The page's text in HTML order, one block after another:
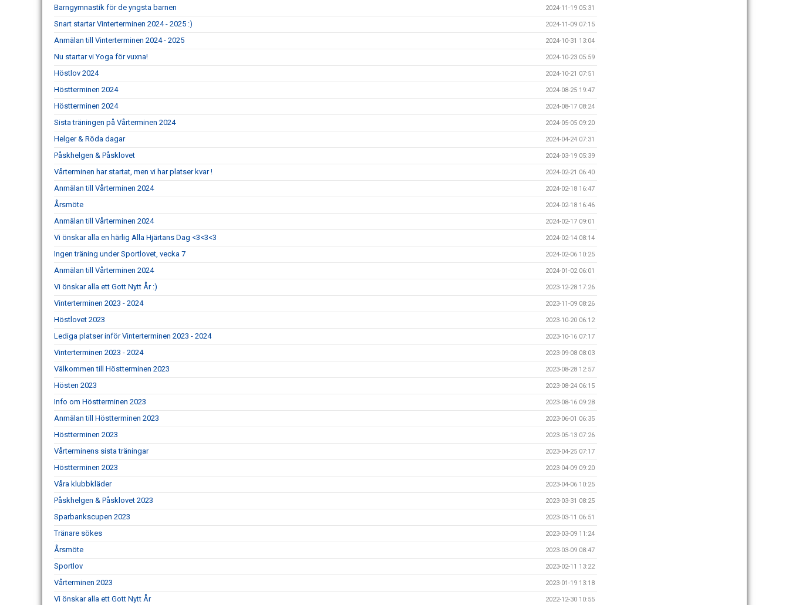
Barngymnastik för de yngsta barnen 2024-11-19 05:31
Snart startar Vinterterminen 2024 - 2025 :) 2024-11-09 07:15
Anmälan till Vinterterminen 2024 - 2025 2024-10-31 13:04
Nu startar vi Yoga för vuxna! 2024-10-23 05:59
Höstlov 2024 2024-10-21 07:51
Höstterminen 2024 2024-08-25 19:47
Höstterminen 2024 2024-08-17 08:24
Sista träningen på Vårterminen 2024 2024-05-05 09:20
Helger & Röda dagar 2024-04-24 07:31
Påskhelgen & Påsklovet 2024-03-19 05:39
Vårterminen har startat, men vi har platser kvar ! 2024-02-21 06:40
Anmälan till Vårterminen 2024 2024-02-18 16:47
Årsmöte 2024-02-18 16:46
Anmälan till Vårterminen 2024 2024-02-17 09:01
Vi önskar alla en härlig Alla Hjärtans Dag <3<3<3 2024-02-14 08:14
Ingen träning under Sportlovet, vecka 7 2024-02-06 10:25
Anmälan till Vårterminen 2024 2024-01-02 06:01
Vi önskar alla ett Gott Nytt År :) 2023-12-28 17:26
Vinterterminen 2023 - 2024 2023-11-09 08:26
Höstlovet 2023 2023-10-20 06:12
Lediga platser inför Vinterterminen 2023 - 2024 2023-10-16 07:17
Vinterterminen 2023 - 2024 2023-09-08 08:03
Välkommen till Höstterminen 2023 2023-08-28 12:57
Hösten 2023 2023-08-24 06:15
Info om Höstterminen 2023 2023-08-16 09:28
Anmälan till Höstterminen 2023 2023-06-01 06:35
Höstterminen 2023 2023-05-13 07:26
Vårterminens sista träningar 2023-04-25 07:17
Höstterminen 2023 2023-04-09 09:20
Våra klubbkläder 2023-04-06 10:25
Påskhelgen & Påsklovet 2023 2023-03-31 08:25
Sparbankscupen 2023 2023-03-11 06:51
Tränare sökes 2023-03-09 11:24
Årsmöte 2023-03-09 08:47
Sportlov 2023-02-11 13:22
Vårterminen 2023 2023-01-19 13:18
Vi önskar alla ett Gott Nytt År 2022-12-30 10:55